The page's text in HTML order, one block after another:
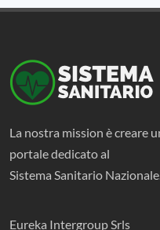
La nostra mission è creare
portale dedicato al
Sistema Sanitario
Eureka Intergroup Srls